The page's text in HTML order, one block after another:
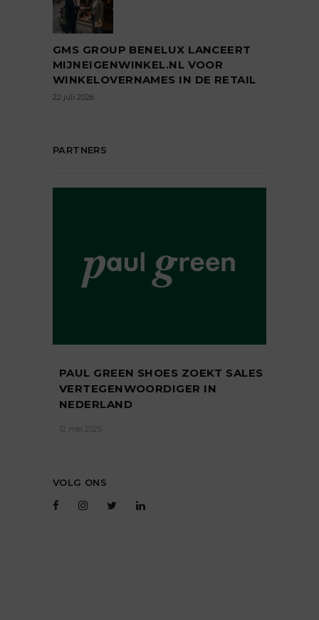
GMS GROUP BENELUX LANCEERT
MIJNEIGENWINKEL.NL VOOR
WINKELOVERNAMES IN DE RETAIL
22 juli 2026
PARTNERS
PAUL GREEN SHOES ZOEKT SALES
VERTEGENWOORDIGER IN
NEDERLAND
12 mei 2025
VOLG ONS